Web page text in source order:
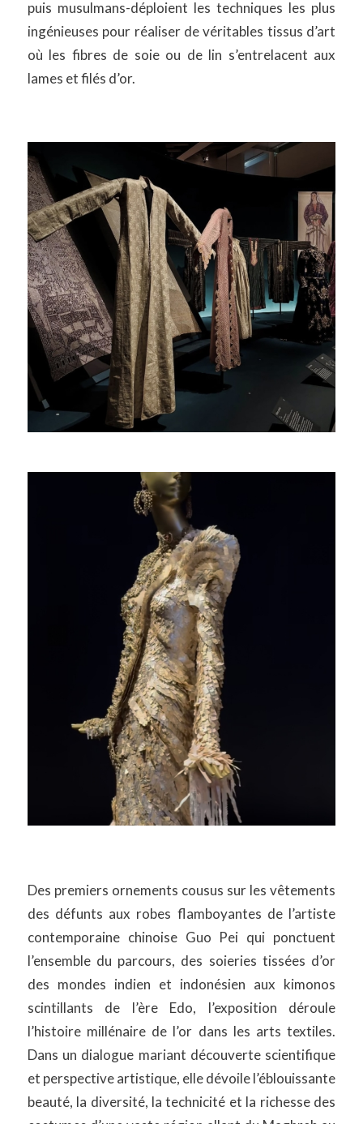
puis musulmans-déploient les techniques les plus
ingénieuses pour réaliser de véritables tissus d’art
où les fibres de soie ou de lin s’entrelacent aux
lames et filés d’or.
Des premiers ornements cousus sur les vêtements
des défunts aux robes flamboyantes de l’artiste
contemporaine chinoise Guo Pei qui ponctuent
l’ensemble du parcours, des soieries tissées d’or
des mondes indien et indonésien aux kimonos
scintillants de l’ère Edo, l’exposition déroule
l’histoire millénaire de l’or dans les arts textiles.
Dans un dialogue mariant découverte scientifique
et perspective artistique, elle dévoile l’éblouissante
beauté, la diversité, la technicité et la richesse des